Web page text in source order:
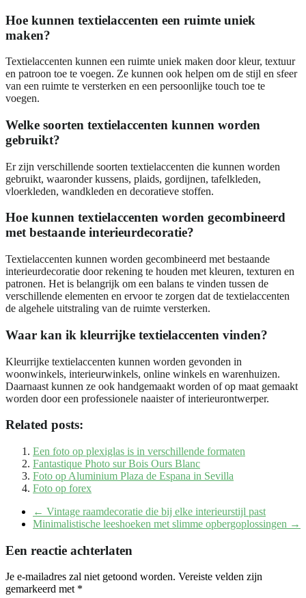
Hoe kunnen textielaccenten een ruimte uniek
maken?
Textielaccenten kunnen een ruimte uniek maken door kleur, textuur
en patroon toe te voegen. Ze kunnen ook helpen om de stijl en sfeer
van een ruimte te versterken en een persoonlijke touch toe te
voegen.
Welke soorten textielaccenten kunnen worden
gebruikt?
Er zijn verschillende soorten textielaccenten die kunnen worden
gebruikt, waaronder kussens, plaids, gordijnen, tafelkleden,
vloerkleden, wandkleden en decoratieve stoffen.
Hoe kunnen textielaccenten worden gecombineerd
met bestaande interieurdecoratie?
Textielaccenten kunnen worden gecombineerd met bestaande
interieurdecoratie door rekening te houden met kleuren, texturen en
patronen. Het is belangrijk om een balans te vinden tussen de
verschillende elementen en ervoor te zorgen dat de textielaccenten
de algehele uitstraling van de ruimte versterken.
Waar kan ik kleurrijke textielaccenten vinden?
Kleurrijke textielaccenten kunnen worden gevonden in
woonwinkels, interieurwinkels, online winkels en warenhuizen.
Daarnaast kunnen ze ook handgemaakt worden of op maat gemaakt
worden door een professionele naaister of interieurontwerper.
Related posts:
Een foto op plexiglas is in verschillende formaten
Fantastique Photo sur Bois Ours Blanc
Foto op Aluminium Plaza de Espana in ‪Sevilla‬
Foto op forex
← Vintage raamdecoratie die bij elke interieurstijl past
Minimalistische leeshoeken met slimme opbergoplossingen →
Een reactie achterlaten
Je e-mailadres zal niet getoond worden. Vereiste velden zijn
gemarkeerd met *